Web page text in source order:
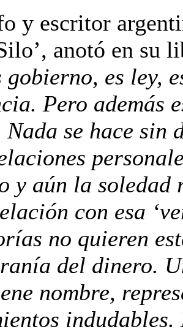
y escritor
anotó en su
gobierno, es ley,
Pero además
se hace sin
y aún la soledad
con esa
no quieren
del dinero.
nombre,